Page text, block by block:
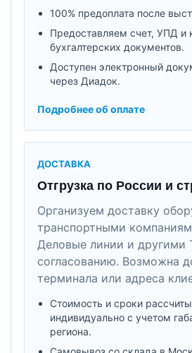
100% предоплата после
Предоставляем счет, УПД и
бухгалтерских документов.
Доступен электронный
через Диадок.
Подробнее об оплате
ДОСТАВКА
Отгрузка по России и
Организуем доставку
транспортными
Деловые линии и другими
согласованию. Возможна
терминала или адреса
Стоимость и сроки
индивидуально с учетом
региона.